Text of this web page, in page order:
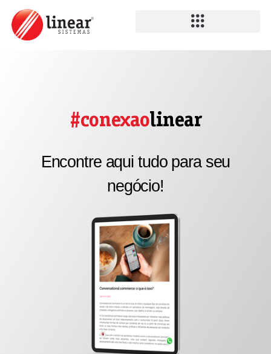
#conexaolinear
Encontre aqui tudo para seu
negócio!